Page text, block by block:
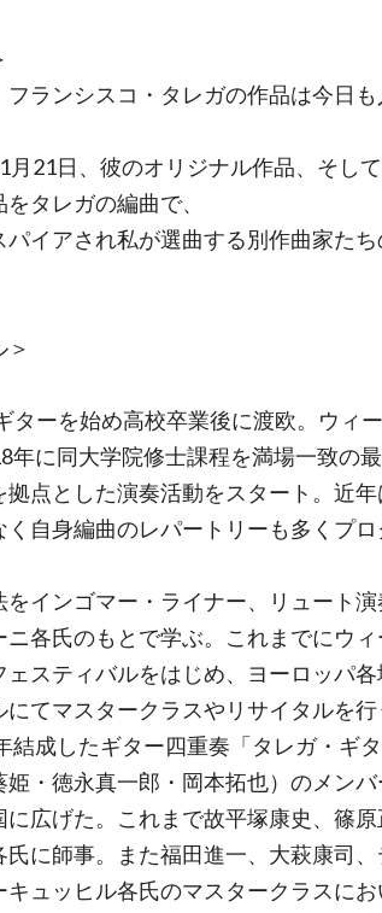
フランシスコ・タレガの作品は今日
月21日、彼のオリジナル作品、そし
タレガの編曲で、
イアされ私が選曲する別作曲家た
ターを始め高校卒業後に渡欧。ウィ
年に同大学院修士課程を満場一致の
点とした演奏活動をスタート。近年
自身編曲のレパートリーも多くプロ
インゴマー・ライナー、リュート演
各氏のもとで学ぶ。これまでにウィ
スティバルをはじめ、ヨーロッパ
てマスタークラスやリサイタルを行
結成したギター四重奏「タレガ・ギ
・徳永真一郎・岡本拓也）のメンバ
広げた。これまで故平塚康史、篠原
に師事。また福田進一、大萩康司、
ュッヒル各氏のマスタークラスにお